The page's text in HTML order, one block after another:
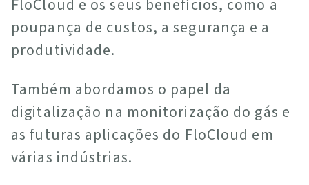
FloCloud e os seus benefícios, como a
poupança de custos, a segurança e a
produtividade.
Também abordamos o papel da
digitalização na monitorização do gás e
as futuras aplicações do FloCloud em
várias indústrias.